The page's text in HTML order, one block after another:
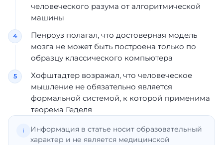
человеческого разума от алгоритмической
машины
Пенроуз полагал, что достоверная модель
мозга не может быть построена только по
образцу классического компьютера
Хофштадтер возражал, что человеческое
мышление не обязательно является
формальной системой, к которой применима
теорема Геделя
Информация в статье носит образовательный
характер и не является медицинской